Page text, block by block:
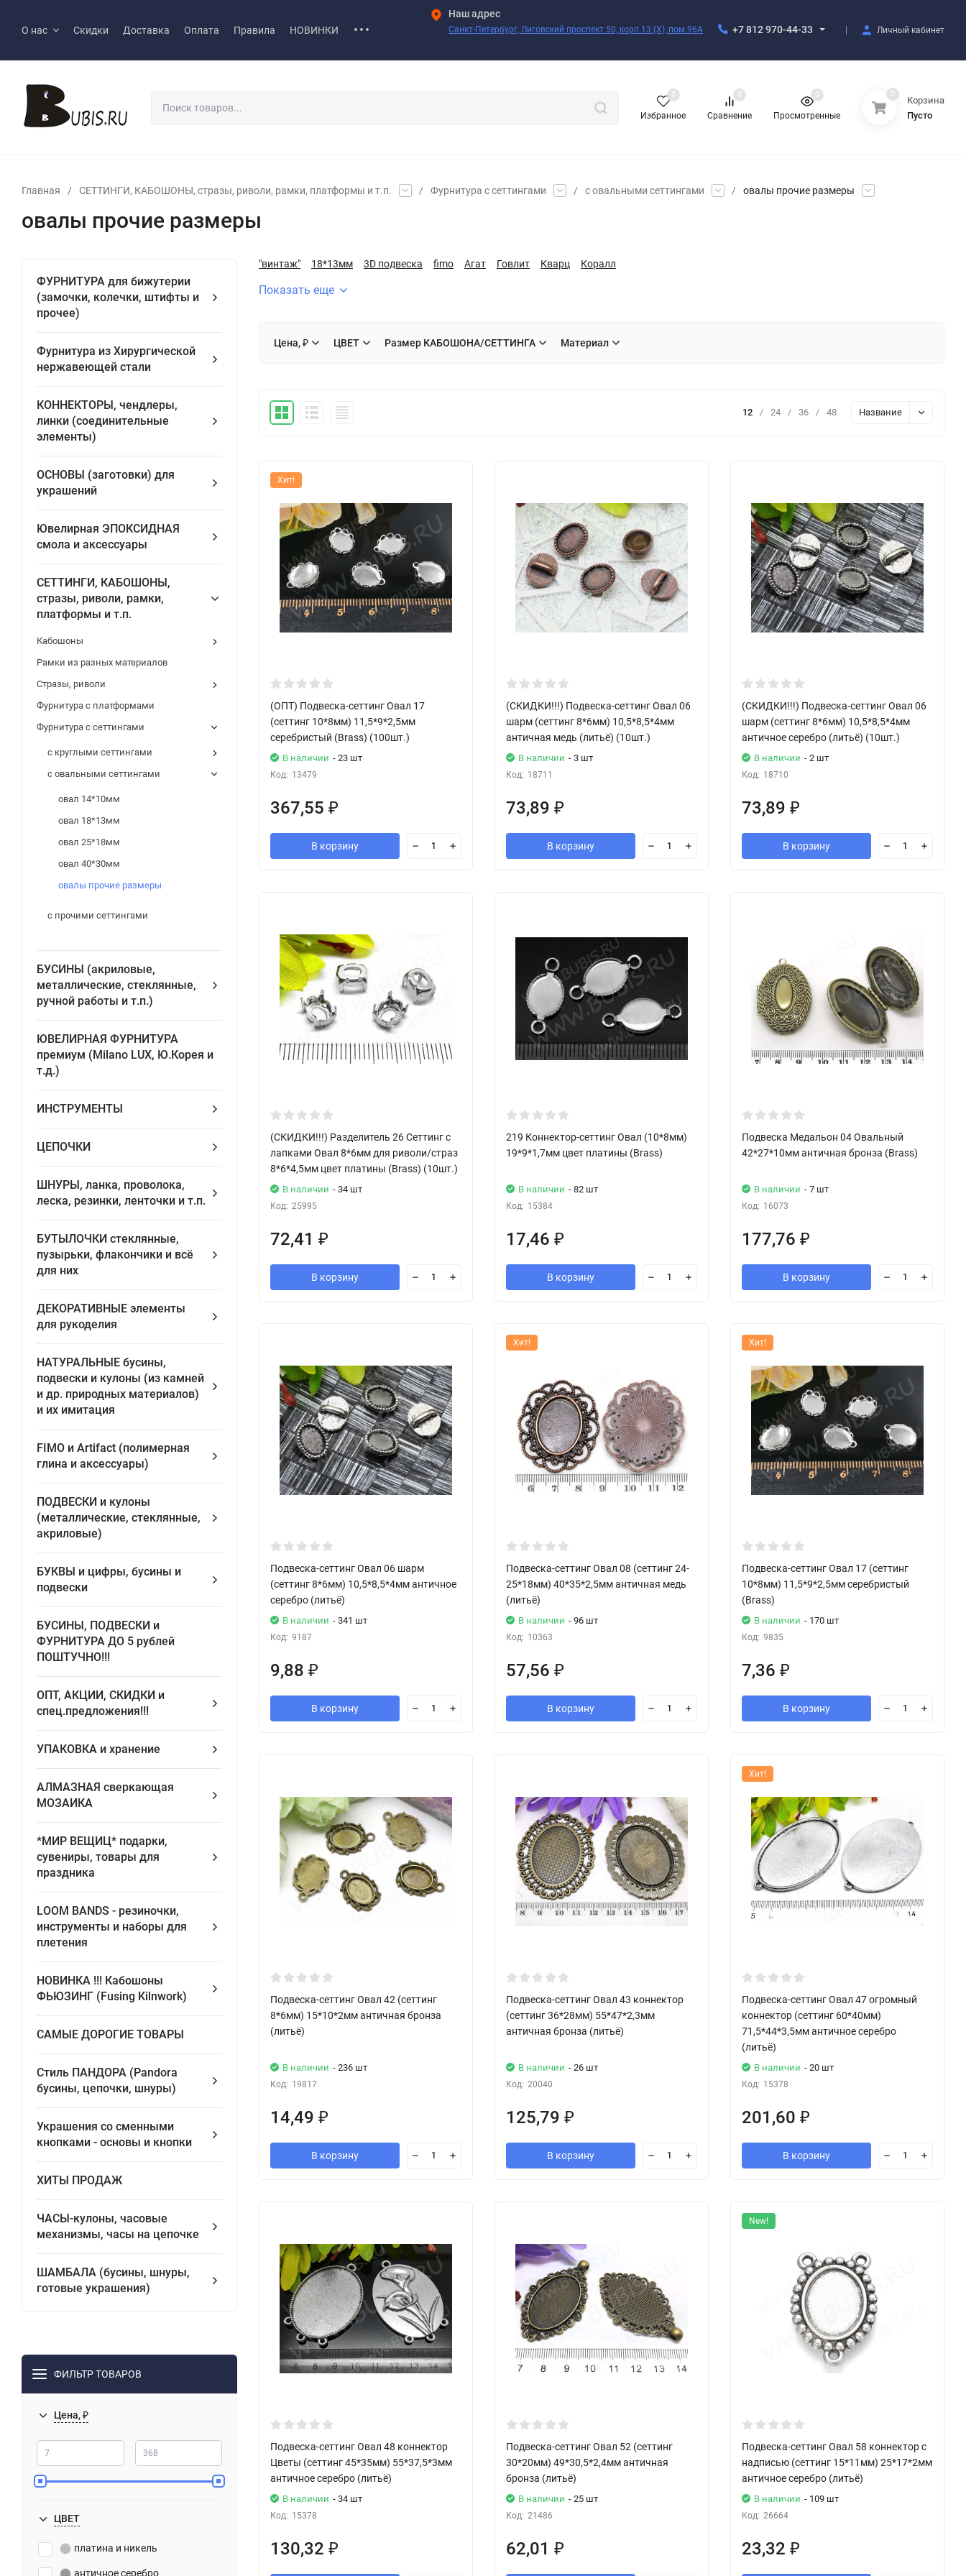
О нас Скидки Доставка Оплата Правила НОВИНКИ
Наш адрес
Санкт-Петербург, Лиговский проспект 50, корп.13 (X), пом.96А +7 812 970-44-33 Личный кабинет
Избранное
0
Сравнение
0
Просмотренные
0 0
Корзина
Пусто
Главная / СЕТТИНГИ, КАБОШОНЫ, стразы, риволи, рамки, платформы и т.п. / Фурнитура с сеттингами / с овальными сеттингами / овалы прочие размеры
овалы прочие размеры
ФУРНИТУРА для бижутерии
(замочки, колечки, штифты и
прочее)
Фурнитура из Хирургической
нержавеющей стали
КОННЕКТОРЫ, чендлеры,
линки (соединительные
элементы)
ОСНОВЫ (заготовки) для
украшений
Ювелирная ЭПОКСИДНАЯ
смола и аксессуары
СЕТТИНГИ, КАБОШОНЫ,
стразы, риволи, рамки,
платформы и т.п.
Кабошоны
Рамки из разных материалов
Стразы, риволи
Фурнитура с платформами
Фурнитура с сеттингами
с круглыми сеттингами
с овальными сеттингами
овал 14*10мм
овал 18*13мм
овал 25*18мм
овал 40*30мм
овалы прочие размеры
с прочими сеттингами
БУСИНЫ (акриловые,
металлические, стеклянные,
ручной работы и т.п.)
ЮВЕЛИРНАЯ ФУРНИТУРА
премиум (Milano LUX, Ю.Корея и
т.д.)
ИНСТРУМЕНТЫ
ЦЕПОЧКИ
ШНУРЫ, ланка, проволока,
леска, резинки, ленточки и т.п.
БУТЫЛОЧКИ стеклянные,
пузырьки, флакончики и всё
для них
ДЕКОРАТИВНЫЕ элементы
для рукоделия
НАТУРАЛЬНЫЕ бусины,
подвески и кулоны (из камней
и др. природных материалов)
и их имитация
FIMO и Artifact (полимерная
глина и аксессуары)
ПОДВЕСКИ и кулоны
(металлические, стеклянные,
акриловые)
БУКВЫ и цифры, бусины и
подвески
БУСИНЫ, ПОДВЕСКИ и
ФУРНИТУРА ДО 5 рублей
ПОШТУЧНО!!!
ОПТ, АКЦИИ, СКИДКИ и
спец.предложения!!!
УПАКОВКА и хранение
АЛМАЗНАЯ сверкающая
МОЗАИКА
*МИР ВЕЩИЦ* подарки,
сувениры, товары для
праздника
LOOM BANDS - pезиночки,
инструменты и наборы для
плетения
НОВИНКА !!! Кабошоны
ФЬЮЗИНГ (Fusing Kilnwork)
САМЫЕ ДОРОГИЕ ТОВАРЫ
Стиль ПАНДОРА (Pandora
бусины, цепочки, шнуры)
Украшения со сменными
кнопками - основы и кнопки
ХИТЫ ПРОДАЖ
ЧАСЫ-кулоны, часовые
механизмы, часы на цепочке
ШАМБАЛА (бусины, шнуры,
готовые украшения)
ФИЛЬТР ТОВАРОВ
Цена, ₽
ЦВЕТ
платина и никель
античное серебро
"винтаж" 18*13мм 3D подвеска fimo Агат Говлит Кварц Коралл
Показать еще
Цена, ₽ ЦВЕТ Размер КАБОШОНА/СЕТТИНГА Материал
12 / 24 / 36 / 48 Название
Хит!
(ОПТ) Подвеска-сеттинг Овал 17
(сеттинг 10*8мм) 11,5*9*2,5мм
серебристый (Brass) (100шт.)
В наличии - 23 шт
Код: 13479
367,55 ₽
В корзину
(СКИДКИ!!!) Подвеска-сеттинг Овал 06
шарм (сеттинг 8*6мм) 10,5*8,5*4мм
античная медь (литьё) (10шт.)
В наличии - 3 шт
Код: 18711
73,89 ₽
В корзину
(СКИДКИ!!!) Подвеска-сеттинг Овал 06
шарм (сеттинг 8*6мм) 10,5*8,5*4мм
античное серебро (литьё) (10шт.)
В наличии - 2 шт
Код: 18710
73,89 ₽
В корзину
(СКИДКИ!!!) Разделитель 26 Сеттинг с
лапками Овал 8*6мм для риволи/страз
8*6*4,5мм цвет платины (Brass) (10шт.)
В наличии - 34 шт
Код: 25995
72,41 ₽
В корзину
219 Коннектор-сеттинг Овал (10*8мм)
19*9*1,7мм цвет платины (Brass)
В наличии - 82 шт
Код: 15384
17,46 ₽
В корзину
Подвеска Медальон 04 Овальный
42*27*10мм античная бронза (Brass)
В наличии - 7 шт
Код: 16073
177,76 ₽
В корзину
Подвеска-сеттинг Овал 06 шарм
(сеттинг 8*6мм) 10,5*8,5*4мм античное
серебро (литьё)
В наличии - 341 шт
Код: 9187
9,88 ₽
В корзину
Хит!
Подвеска-сеттинг Овал 08 (сеттинг 24-
25*18мм) 40*35*2,5мм античная медь
(литьё)
В наличии - 96 шт
Код: 10363
57,56 ₽
В корзину
Хит!
Подвеска-сеттинг Овал 17 (сеттинг
10*8мм) 11,5*9*2,5мм серебристый
(Brass)
В наличии - 170 шт
Код: 9835
7,36 ₽
В корзину
Подвеска-сеттинг Овал 42 (сеттинг
8*6мм) 15*10*2мм античная бронза
(литьё)
В наличии - 236 шт
Код: 19817
14,49 ₽
В корзину
Подвеска-сеттинг Овал 43 коннектор
(сеттинг 36*28мм) 55*47*2,3мм
античная бронза (литьё)
В наличии - 26 шт
Код: 20040
125,79 ₽
В корзину
Хит!
Подвеска-сеттинг Овал 47 огромный
коннектор (сеттинг 60*40мм)
71,5*44*3,5мм античное серебро
(литьё)
В наличии - 20 шт
Код: 15378
201,60 ₽
В корзину
Подвеска-сеттинг Овал 48 коннектор
Цветы (сеттинг 45*35мм) 55*37,5*3мм
античное серебро (литьё)
В наличии - 34 шт
Код: 15378
130,32 ₽
Подвеска-сеттинг Овал 52 (сеттинг
30*20мм) 49*30,5*2,4мм античная
бронза (литьё)
В наличии - 25 шт
Код: 21486
62,01 ₽
New!
Подвеска-сеттинг Овал 58 коннектор с
надписью (сеттинг 15*11мм) 25*17*2мм
античное серебро (литьё)
В наличии - 109 шт
Код: 26664
23,32 ₽